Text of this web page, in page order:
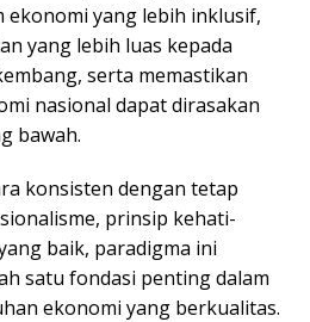
ekonomi yang lebih inklusif,
yang lebih luas kepada
serta memastikan
nasional dapat dirasakan
bawah.
konsisten dengan tetap
prinsip kehati-
baik, paradigma ini
satu fondasi penting dalam
ekonomi yang berkualitas.